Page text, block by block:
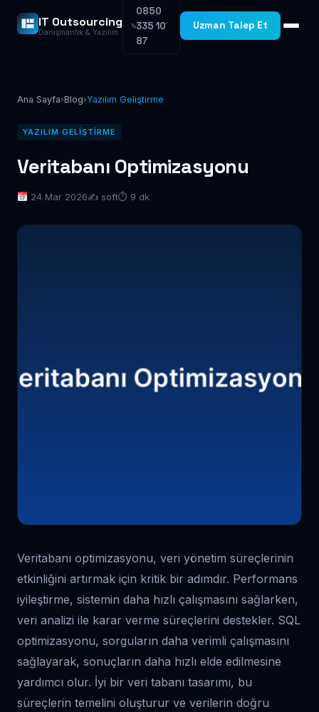
IT Outsourcing
Danışmanlık & Yazılım
0850
335 10
87
Uzman Talep Et
Ana Sayfa›Blog›Yazılım Geliştirme
YAZILIM GELIŞTIRME
Veritabanı Optimizasyonu
24 Mar 2026✍️ soft⏱ 9 dk
Veritabanı optimizasyonu, veri yönetim süreçlerinin
etkinliğini artırmak için kritik bir adımdır. Performans
iyileştirme, sistemin daha hızlı çalışmasını sağlarken,
veri analizi ile karar verme süreçlerini destekler. SQL
optimizasyonu, sorguların daha verimli çalışmasını
sağlayarak, sonuçların daha hızlı elde edilmesine
yardımcı olur. İyi bir veri tabanı tasarımı, bu
süreçlerin temelini oluşturur ve verilerin doğru